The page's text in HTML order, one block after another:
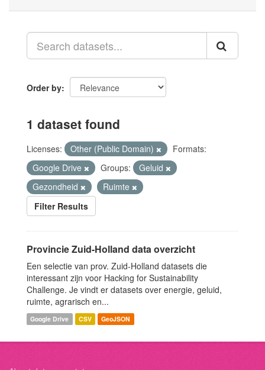
Order by
1 dataset found
Licenses: Other (Public Domain)
Formats:
Google Drive
Groups:
Geluid
Gezondheid
Ruimte
Filter Results
Provincie Zuid-Holland data overzicht
Een selectie van prov. Zuid-Holland datasets die
interessant zijn voor Hacking for Sustainability
Challenge. Je vindt er datasets over energie, geluid,
ruimte, agrarisch en...
Google Drive CSV GeoJSON